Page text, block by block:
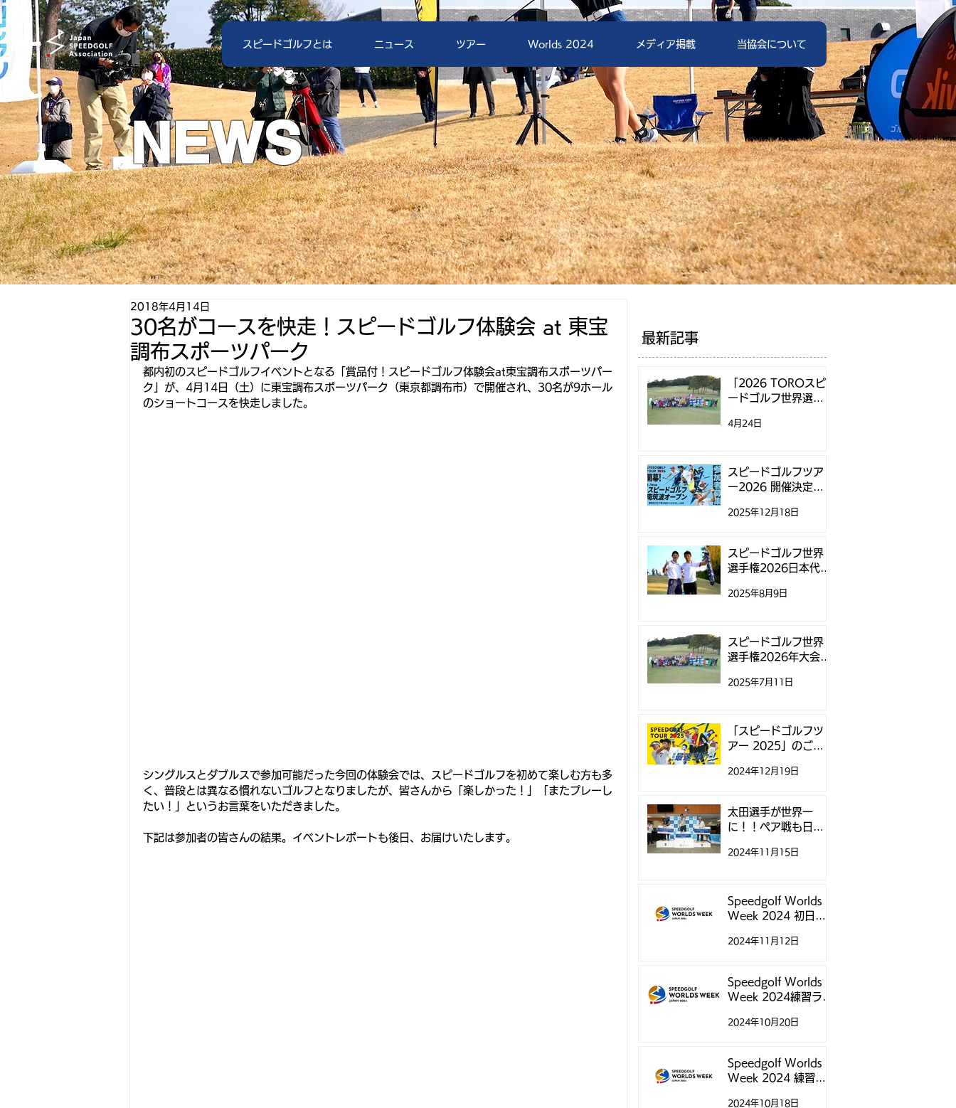
スピードゴルフとは ニュース ツアー Worlds 2024 メディア掲載 当協会について
NEWS
30名がコースを快走！スピードゴルフ体験会 at 東宝
調布スポーツパーク
2018年4月14日
都内初のスピードゴルフイベントとなる「賞品付！スピードゴルフ体験会at東宝調布スポーツパー
ク」が、4月14日（土）に東宝調布スポーツパーク（東京都調布市）で開催され、30名が9ホール
のショートコースを快走しました。
シングルスとダブルスで参加可能だった今回の体験会では、スピードゴルフを初めて楽しむ方も多
く、普段とは異なる慣れないゴルフとなりましたが、皆さんから「楽しかった！」「またプレーし
たい！」というお言葉をいただきました。
下記は参加者の皆さんの結果。イベントレポートも後日、お届けいたします。
最新記事
「2026 TOROスピ
ードゴルフ世界選手
法決定のお知らせ
4月24日
スピードゴルフツア
ー2026 開催決定！
フ南筑波オープン」
らせ
2025年12月18日
スピードゴルフ世界
選手権2026日本代表
せ
2025年8月9日
スピードゴルフ世界
選手権2026年大会、
ンドで開催
2025年7月11日
「スピードゴルフツ
アー 2025」のご案
2024年12月19日
太田選手が世界一
に！！ペア戦も日本
ピードゴルフ世界選
2024年11月15日
Speedgolf Worlds
Week 2024 初日テ
2024年11月12日
Speedgolf Worlds
Week 2024練習ラウ
トのお知らせ
2024年10月20日
Speedgolf Worlds
Week 2024 練習ラ
2024年10月18日